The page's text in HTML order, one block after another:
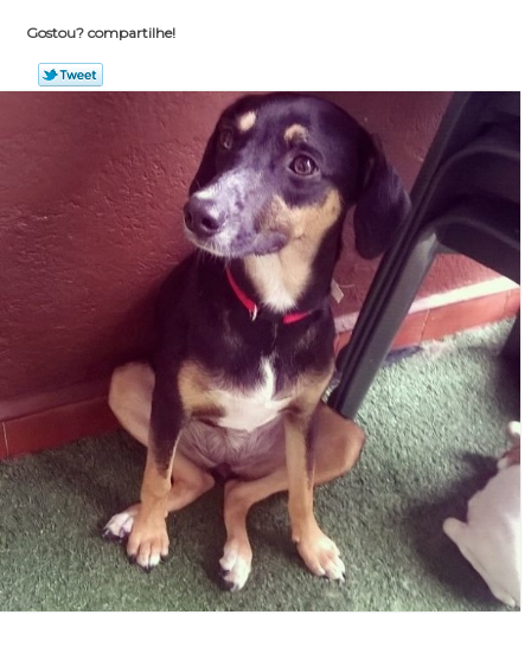
Gostou? compartilhe!